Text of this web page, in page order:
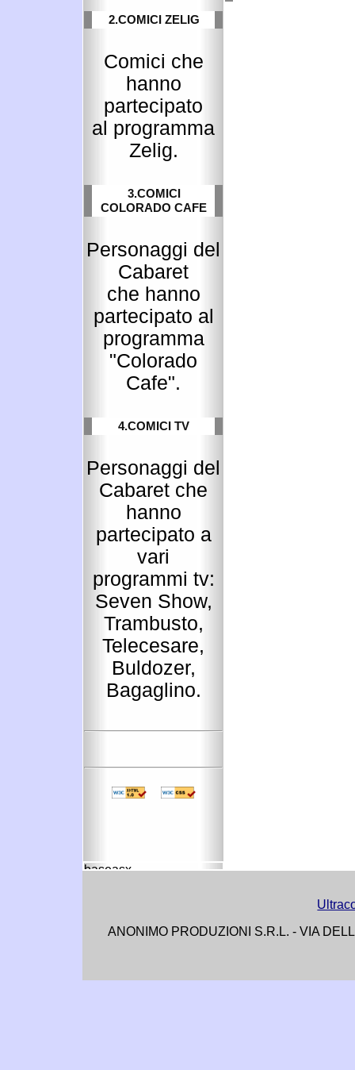
2.COMICI ZELIG
Comici che
hanno
partecipato
al programma
Zelig.
3.COMICI
COLORADO CAFE
Personaggi del
Cabaret
che hanno
partecipato al
programma
"Colorado
Cafe".
4.COMICI TV
Personaggi del
Cabaret che
hanno
partecipato a
vari
programmi tv:
Seven Show,
Trambusto,
Telecesare,
Buldozer,
Bagaglino.
ANONIMO PRODUZIONI S.R.L. - VIA